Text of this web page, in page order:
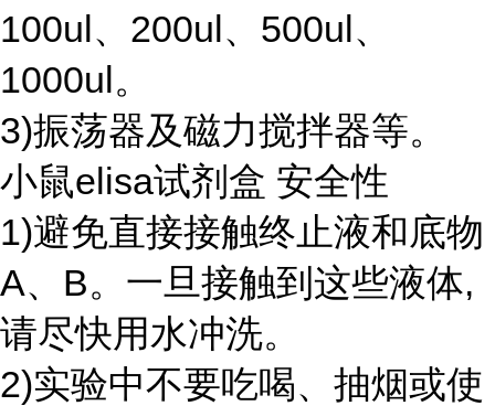
100ul、200ul、500ul、
1000ul。
3)振荡器及磁力搅拌器等。
小鼠elisa试剂盒 安全性
1)避免直接接触终止液和底物
A、B。一旦接触到这些液体,
请尽快用水冲洗。
2)实验中不要吃喝、抽烟或使